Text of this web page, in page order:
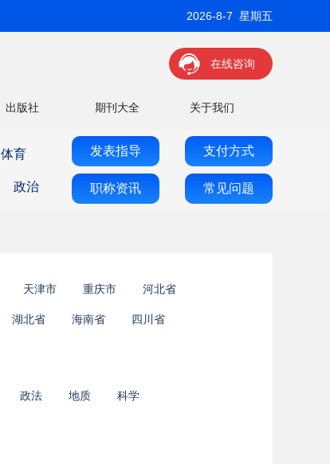
2026-8-7 星期五
在线咨询
出版社 期刊大全 关于我们
体育
政治
发表指导 支付方式
职称资讯 常见问题
天津市 重庆市 河北省
湖北省 海南省 四川省
政法 地质 科学